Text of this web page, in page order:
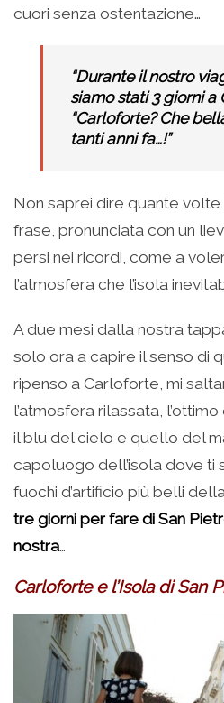
cuori senza ostentazione…
“Durante il nostro
siamo stati 3 giorni a
“Carloforte? Che
tanti anni fa…!”
Non saprei dire quante
frase, pronunciata con un
persi nei ricordi, come a
l’atmosfera che l’isola
A due mesi dalla nostra
solo ora a capire il senso di
ripenso a Carloforte, mi
l’atmosfera rilassata, l’ottimo
il blu del cielo e quello del
capoluogo dell’isola dove ti
fuochi d’artificio più belli
tre giorni per fare di San
nostra…
Carloforte e l’Isola di San